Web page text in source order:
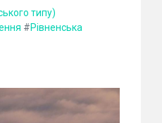
типу)
#Рівненська